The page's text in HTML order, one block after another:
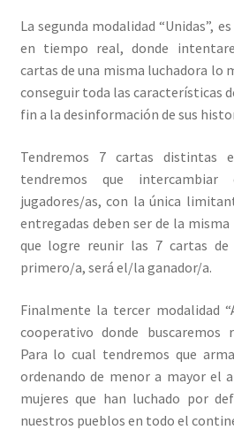
La segunda modalidad “Unidas”,
en tiempo real, donde
cartas de una misma luchadora lo
conseguir toda las características
fin a la desinformación de sus
Tendremos 7 cartas distintas
tendremos que
jugadores/as, con la única
entregadas deben ser de la misma
que logre reunir las 7 cartas de
primero/a, será el/la ganador/a.
Finalmente la tercer modalidad
cooperativo donde
Para lo cual tendremos que
ordenando de menor a mayor el
mujeres que han luchado por
nuestros pueblos en todo el